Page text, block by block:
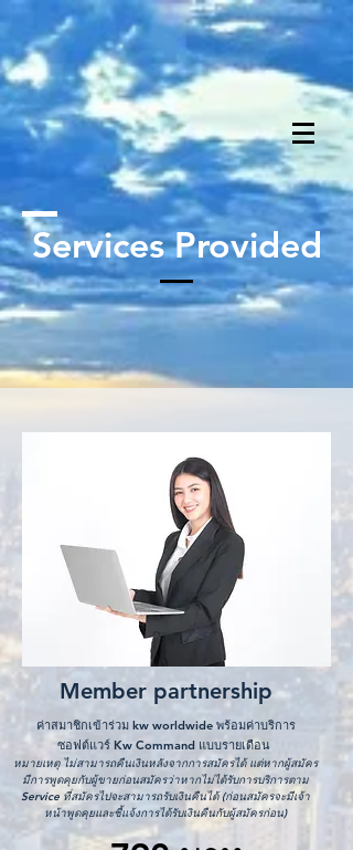
Services Provided
Member partnership
ค่าสมาชิกเข้าร่วม kw worldwide พร้อมค่าบริการ
ซอฟต์แวร์ Kw Command แบบรายเดือน
หมายเหตุ ไม่สามารถคืนเงินหลังจากการสมัครได้ แต่หากผู้สมัคร
มีการพูดคุยกับผู้ขายก่อนสมัครว่าหากไม่ได้รับการบริการตาม
Service ที่สมัครไปจะสามารถรับเงินคืนได้ (ก่อนสมัครจะมีเจ้า
หน้าพูดคุยและชี้แจ้งการได้รับเงินคืนกับผู้สมัครก่อน)